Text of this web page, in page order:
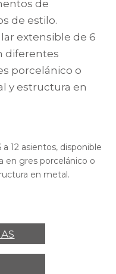
de
de estilo.
extensible de 6
diferentes
porcelánico o
y estructura en
12 asientos, disponible
en gres porcelánico o
en metal.